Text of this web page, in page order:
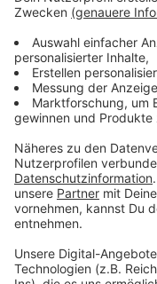
Messegelände
es eine Sternfahrt
die man sich nicht
Rahmenprogramm
Bloggerlounge,
Crossrennen.
Euro.
Anzeige
Anzeige